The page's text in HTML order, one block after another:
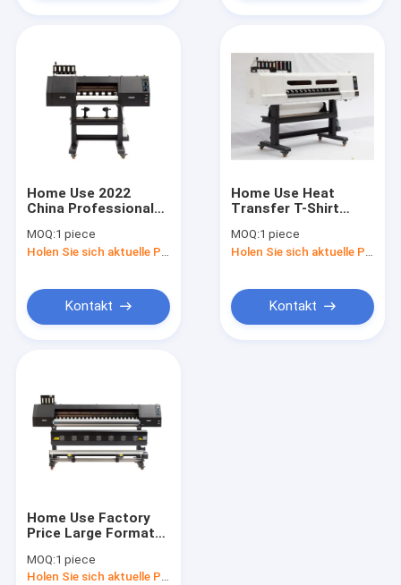
Produits
Über uns
Kontakt
Rotations Tintenstrahldrucker
Druckmaschine mit Wellstoff
Drucker des einzelnen Durchlaufs
Hybrider UV-Drucker
UVflachbettdrucker
Drucker für die industrielle Sublimation
Home Use 2022
China Professional
Top DTF Printing
Equipment DTF
MOQ:1 piece
Kontakt
Home Use Heat
Transfer T-Shirt
Machine Supplier
60cm Digital Inkjet
MOQ:1 piece
Kontakt
Home Use Factory
Price Large Format
Digital Inkjet Printer
MOQ:1 piece